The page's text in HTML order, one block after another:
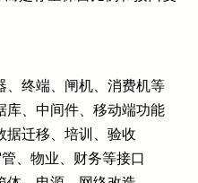
、终端、闸机、消费机等
库、中间件、移动端功能
据迁移、培训、验收
、物业、财务等接口